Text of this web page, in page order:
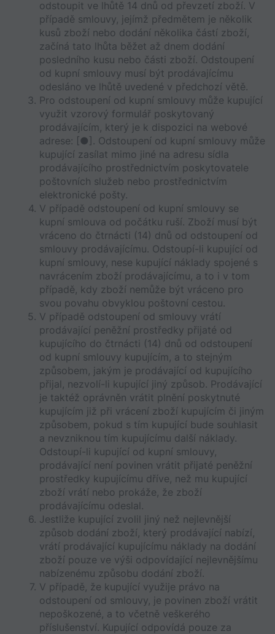
odstoupit ve lhůtě 14 dnů od převzetí zboží. V
případě smlouvy, jejímž předmětem je několik
kusů zboží nebo dodání několika částí zboží,
začíná tato lhůta běžet až dnem dodání
posledního kusu nebo části zboží. Odstoupení
od kupní smlouvy musí být prodávajícímu
odesláno ve lhůtě uvedené v předchozí větě.
Pro odstoupení od kupní smlouvy může kupující
využit vzorový formulář poskytovaný
prodávajícím, který je k dispozici na webové
adrese: [●]. Odstoupení od kupní smlouvy může
kupující zasílat mimo jiné na adresu sídla
prodávajícího prostřednictvím poskytovatele
poštovních služeb nebo prostřednictvím
elektronické pošty.
V případě odstoupení od kupní smlouvy se
kupní smlouva od počátku ruší. Zboží musí být
vráceno do čtrnácti (14) dnů od odstoupení od
smlouvy prodávajícímu. Odstoupí-li kupující od
kupní smlouvy, nese kupující náklady spojené s
navrácením zboží prodávajícímu, a to i v tom
případě, kdy zboží nemůže být vráceno pro
svou povahu obvyklou poštovní cestou.
V případě odstoupení od smlouvy vrátí
prodávající peněžní prostředky přijaté od
kupujícího do čtrnácti (14) dnů od odstoupení
od kupní smlouvy kupujícím, a to stejným
způsobem, jakým je prodávající od kupujícího
přijal, nezvolí-li kupující jiný způsob. Prodávající
je taktéž oprávněn vrátit plnění poskytnuté
kupujícím již při vrácení zboží kupujícím či jiným
způsobem, pokud s tím kupující bude souhlasit
a nevzniknou tím kupujícímu další náklady.
Odstoupí-li kupující od kupní smlouvy,
prodávající není povinen vrátit přijaté peněžní
prostředky kupujícímu dříve, než mu kupující
zboží vrátí nebo prokáže, že zboží
prodávajícímu odeslal.
Jestliže kupující zvolil jiný než nejlevnější
způsob dodání zboží, který prodávající nabízí,
vrátí prodávající kupujícímu náklady na dodání
zboží pouze ve výši odpovídající nejlevnějšímu
nabízenému způsobu dodání zboží.
V případě, že kupující využije právo na
odstoupení od smlouvy, je povinen zboží vrátit
nepoškozené, a to včetně veškerého
příslušenství. Kupující odpovídá pouze za